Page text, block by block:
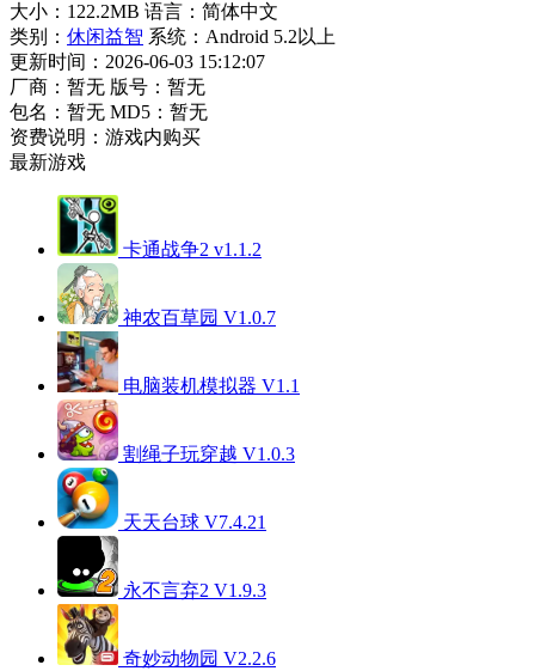
大小：122.2MB 语言：简体中文
类别： 休闲益智 系统：Android 5.2以上
更新时间：2026-06-03 15:12:07
厂商：暂无 版号：暂无
包名：暂无 MD5：暂无
资费说明：游戏内购买
最新游戏
卡通战争2 v1.1.2
神农百草园 V1.0.7
电脑装机模拟器 V1.1
割绳子玩穿越 V1.0.3
天天台球 V7.4.21
永不言弃2 V1.9.3
奇妙动物园 V2.2.6